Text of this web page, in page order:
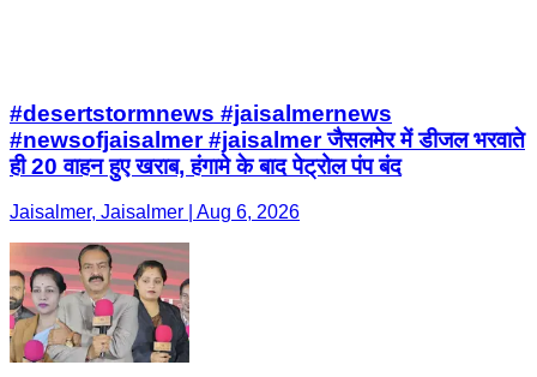
#desertstormnews #jaisalmernews
#newsofjaisalmer #jaisalmer जैसलमेर में डीजल भरवाते
ही 20 वाहन हुए खराब, हंगामे के बाद पेट्रोल पंप बंद
Jaisalmer, Jaisalmer | Aug 6, 2026